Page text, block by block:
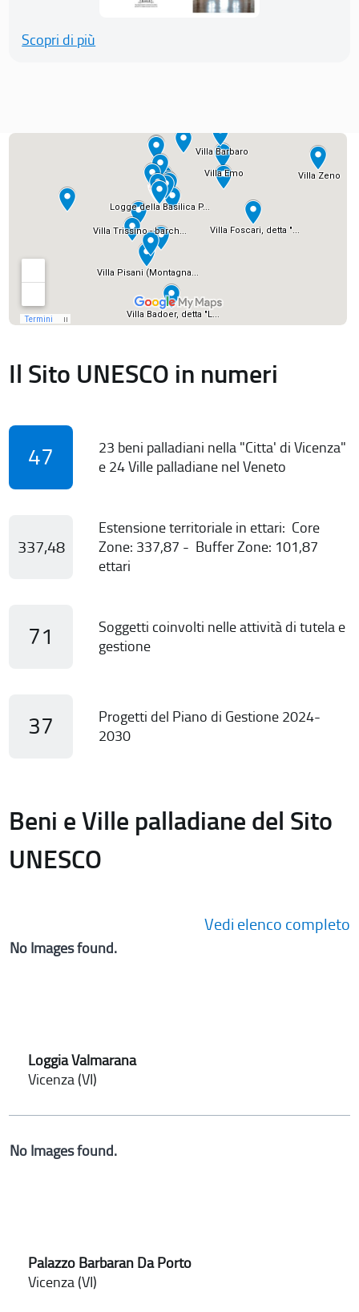
Scopri di più
Il Sito UNESCO in numeri
47
23 beni palladiani nella "Citta' di Vicenza"
e 24 Ville palladiane nel Veneto
337,48
Estensione territoriale in ettari: Core
Zone: 337,87 - Buffer Zone: 101,87
ettari
71
Soggetti coinvolti nelle attività di tutela e
gestione
37
Progetti del Piano di Gestione 2024-
2030
Beni e Ville palladiane del Sito
UNESCO
Vedi elenco completo
No Images found.
Loggia Valmarana
Vicenza (VI)
No Images found.
Palazzo Barbaran Da Porto
Vicenza (VI)